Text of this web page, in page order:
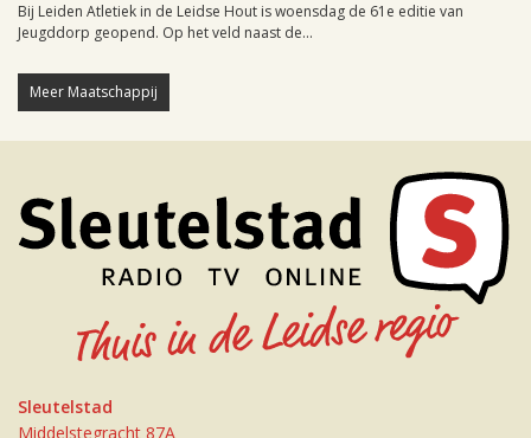
Bij Leiden Atletiek in de Leidse Hout is woensdag de 61e editie van
Jeugddorp geopend. Op het veld naast de...
Meer Maatschappij
Sleutelstad
Middelstegracht 87A